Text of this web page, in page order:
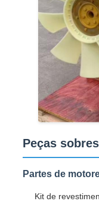
Peças
Partes de
Kit de